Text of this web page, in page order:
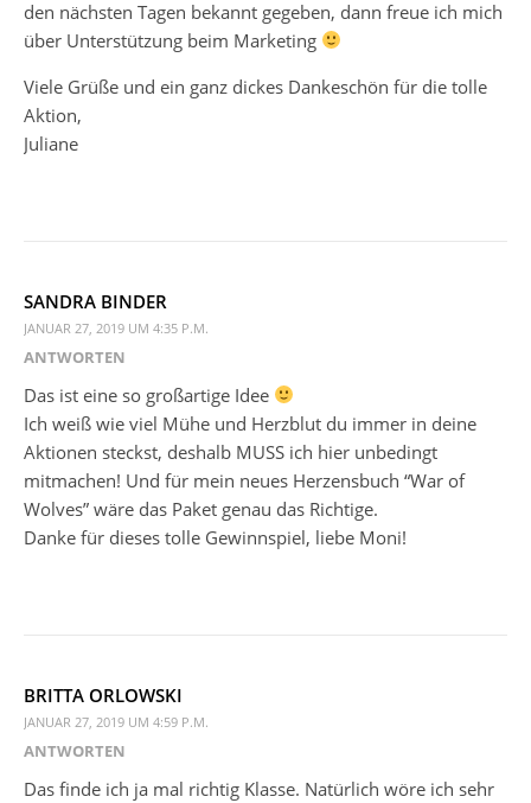
den nächsten Tagen bekannt gegeben, dann freue ich mich
über Unterstützung beim Marketing
Viele Grüße und ein ganz dickes Dankeschön für die tolle
Aktion,
Juliane
SANDRA BINDER
JANUAR 27, 2019 UM 4:35 P.M.
ANTWORTEN
Das ist eine so großartige Idee
Ich weiß wie viel Mühe und Herzblut du immer in deine
Aktionen steckst, deshalb MUSS ich hier unbedingt
mitmachen! Und für mein neues Herzensbuch “War of
Wolves” wäre das Paket genau das Richtige.
Danke für dieses tolle Gewinnspiel, liebe Moni!
BRITTA ORLOWSKI
JANUAR 27, 2019 UM 4:59 P.M.
ANTWORTEN
Das finde ich ja mal richtig Klasse. Natürlich wöre ich sehr